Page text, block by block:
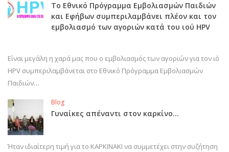
Το Εθνικό Πρόγραμμα Εμβολιασμών Παιδιών
και Εφήβων συμπεριλαμβάνει πλέον και τον
εμβολιασμό των αγοριών κατά του ιού HPV
Είναι μεγάλη η χαρά μας που ο εμβολιασμός των αγοριών για τον ιό
HPV συμπεριλαμβάνεται στο Εθνικό Πρόγραμμα Εμβολιασμών
Παιδιών…
Blog
Γυναίκες απέναντι στον καρκίνο…
Ήταν ιδιαίτερη τιμή για το ΚΑΡΚΙΝΑΚΙ να συμμετέχει στην συζήτηση